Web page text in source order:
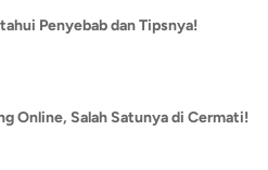
Penyebab dan Tipsnya!
Online, Salah Satunya di Cermati!